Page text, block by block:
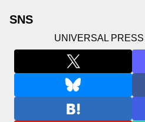
SNS
UNIVERSAL